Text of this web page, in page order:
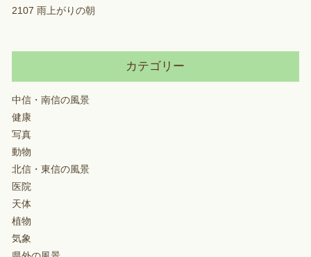
2107 雨上がりの朝
カテゴリー
中信・南信の風景
健康
写真
動物
北信・東信の風景
医院
天体
植物
気象